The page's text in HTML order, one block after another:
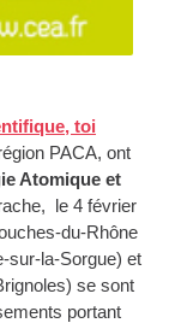
toi
PACA, ont
Atomique et
le 4 février
du-Rhône
sur-la-Sorgue) et
se sont
portant